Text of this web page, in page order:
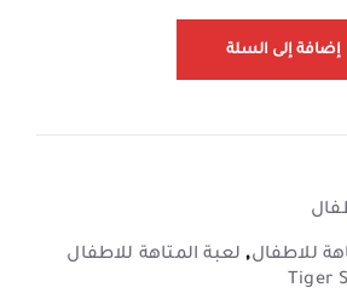
إضافة إلى السلة
للاطفال, لعبة المتاهة للاطفال
Tiger